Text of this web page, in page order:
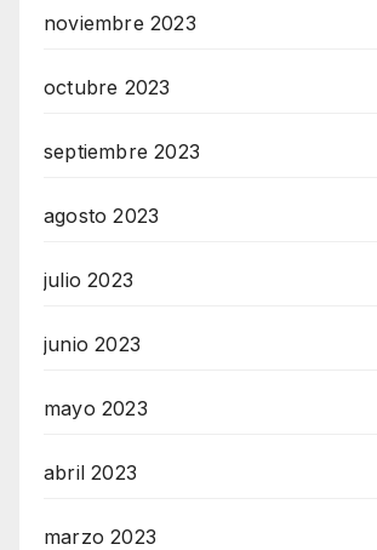
noviembre 2023
octubre 2023
septiembre 2023
agosto 2023
julio 2023
junio 2023
mayo 2023
abril 2023
marzo 2023